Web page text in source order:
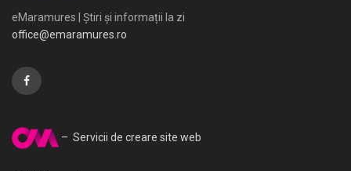
eMaramures | Știri și informații la zi
office@emaramures.ro
– Servicii de creare site web